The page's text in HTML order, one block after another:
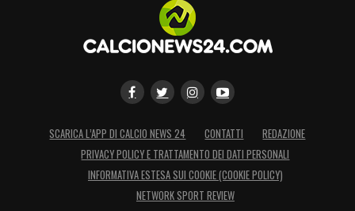
SCARICA L’APP DI CALCIO NEWS 24 CONTATTI
REDAZIONE
PRIVACY POLICY E TRATTAMENTO DEI DATI PERSONALI
INFORMATIVA ESTESA SUI COOKIE (COOKIE POLICY)
NETWORK SPORT REVIEW